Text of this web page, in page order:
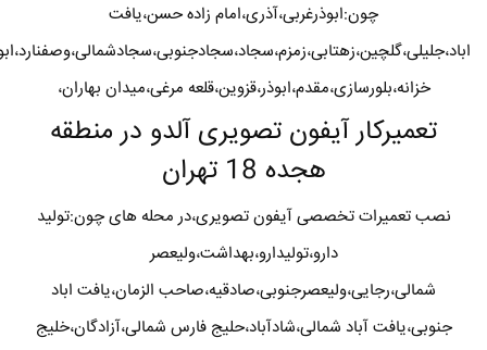
چون:ابوذرغربی،آذری،امام زاده حسن،یافت
خزانه،بلورسازی،مقدم،ابوذر،قزوین،قلعه مرغی،میدان بهاران،
تعمیرکار آیفون تصویری آلدو در منطقه
هجده 18 تهران
نصب تعمیرات تخصصی آیفون تصویری،در محله های چون:تولید
دارو،تولیدارو،بهداشت،ولیعصر
شمالی،رجایی،ولیعصرجنوبی،صادقیه،صاحب الزمان،یافت اباد
جنوبی،یافت آباد شمالی،شادآباد،حلیج فارس شمالی،آزادگان،خلیج